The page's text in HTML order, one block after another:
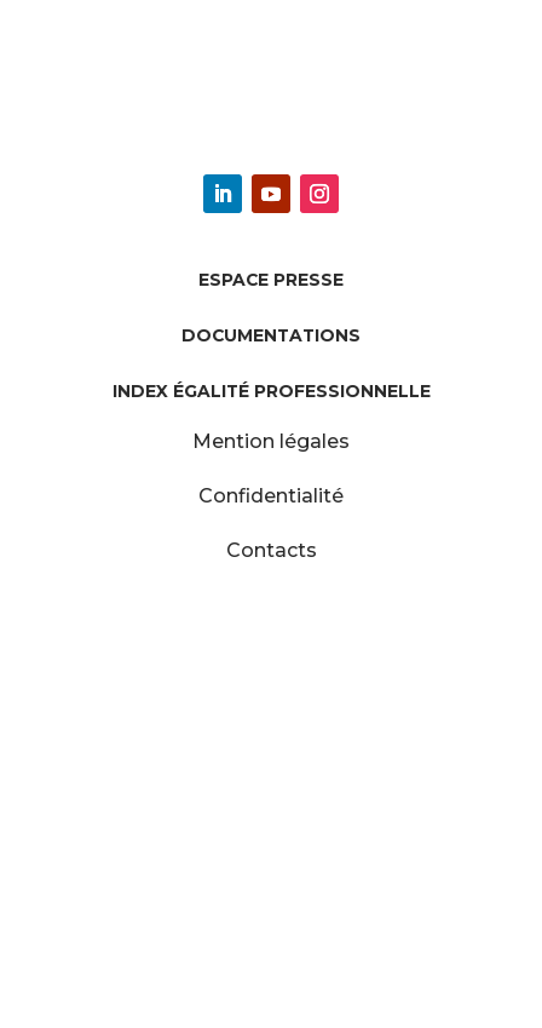
ESPACE PRESSE
DOCUMENTATIONS
INDEX ÉGALITÉ PROFESSIONNELLE
Mention légales
Confidentialité
Contacts